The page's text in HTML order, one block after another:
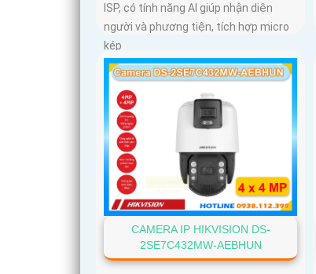
ISP, có tính năng AI giúp nhận diện
người và phương tiện, tích hợp micro
kép
CAMERA IP HIKVISION DS-
2SE7C432MW-AEBHUN